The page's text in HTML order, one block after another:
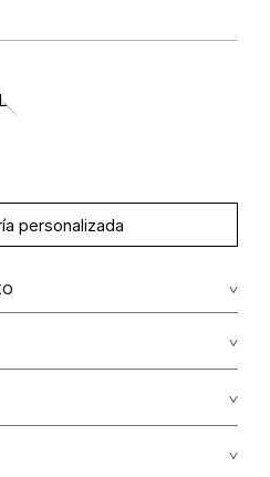
personalizada
viscosa/viscose30.00%
evite el roce de la prenda
Master Card y American